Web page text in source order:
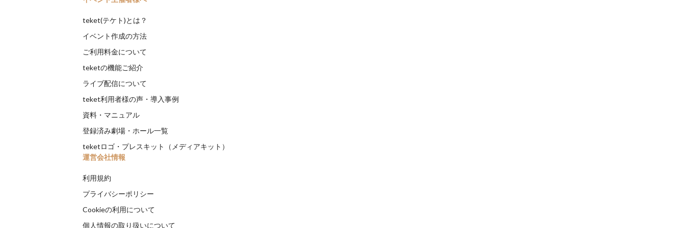
teket(テケト)とは？
イベント作成の方法
ご利用料金について
teketの機能ご紹介
ライブ配信について
teket利用者様の声・導入事例
資料・マニュアル
登録済み劇場・ホール一覧
teketロゴ・プレスキット（メディアキット）
運営会社情報
利用規約
プライバシーポリシー
Cookieの利用について
個人情報の取り扱いについて